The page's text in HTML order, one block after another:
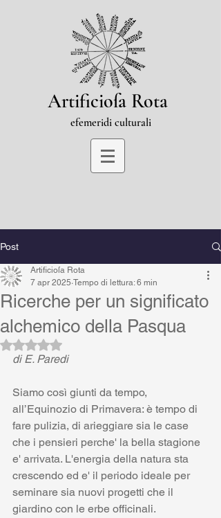
Artificioſa Rota
efemeridi culturali
Post
Ricerche per un significato
alchemico della Pasqua
Artificioſa Rota
7 apr 2025 Tempo di lettura: 6 min
Valutazione NaN stelle su 5.
di E. Paredi
Siamo così giunti da tempo,
all’Equinozio di Primavera: è tempo di
fare pulizia, di arieggiare sia le case
che i pensieri perche' la bella stagione
e' arrivata. L'energia della natura sta
crescendo ed e' il periodo ideale per
seminare sia nuovi progetti che il
giardino con le erbe officinali.